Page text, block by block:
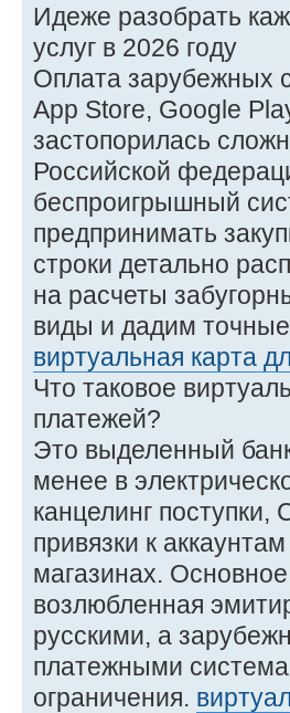
Идеже разобрать
услуг в 2026 году
Оплата зарубежных
App Store, Google
застопорилась
Российской
беспроигрышный
предпринимать
строки детально
на расчеты
виды и дадим
виртуальная карта
Что таковое
платежей?
Это выделенный
менее в
канцелинг
привязки к
магазинах.
возлюбленная
русскими, а
платежными
ограничения.